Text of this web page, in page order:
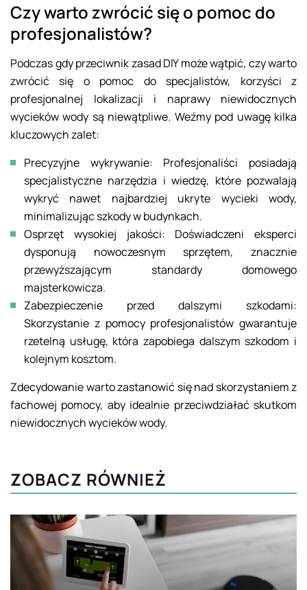
Czy warto zwrócić się o pomoc do
profesjonalistów?
Podczas gdy przeciwnik zasad DIY może wątpić, czy warto
zwrócić się o pomoc do specjalistów, korzyści z
profesjonalnej lokalizacji i naprawy niewidocznych
wycieków wody są niewątpliwe. Weźmy pod uwagę kilka
kluczowych zalet:
Precyzyjne wykrywanie: Profesjonaliści posiadają
specjalistyczne narzędzia i wiedzę, które pozwalają
wykryć nawet najbardziej ukryte wycieki wody,
minimalizując szkody w budynkach.
Osprzęt wysokiej jakości: Doświadczeni eksperci
dysponują nowoczesnym sprzętem, znacznie
przewyższającym standardy domowego
majsterkowicza.
Zabezpieczenie przed dalszymi szkodami:
Skorzystanie z pomocy profesjonalistów gwarantuje
rzetelną usługę, która zapobiega dalszym szkodom i
kolejnym kosztom.
Zdecydowanie warto zastanowić się nad skorzystaniem z
fachowej pomocy, aby idealnie przeciwdziałać skutkom
niewidocznych wycieków wody.
ZOBACZ RÓWNIEŻ